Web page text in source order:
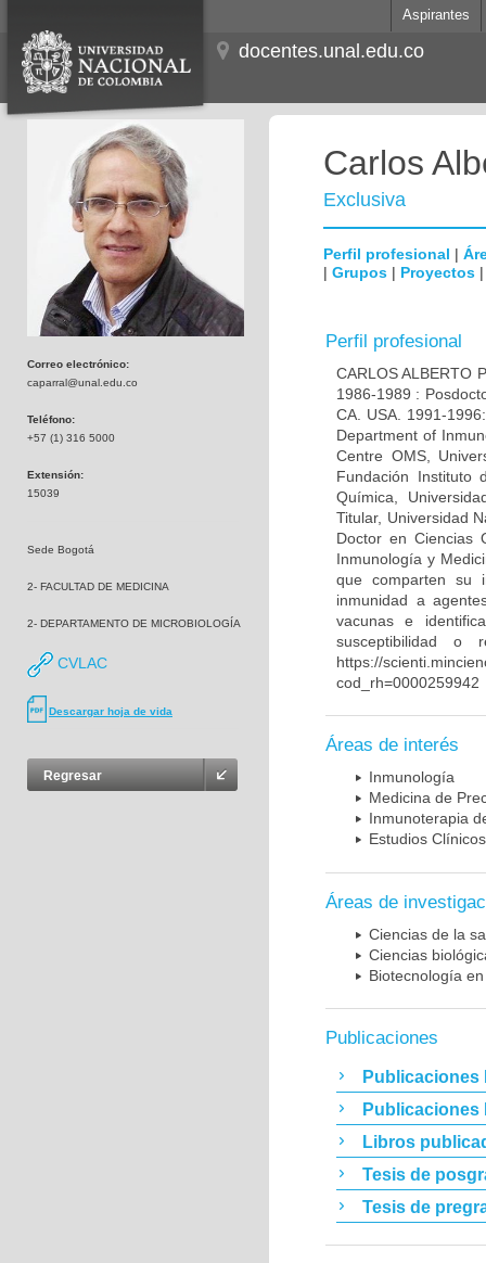
Aspirantes
docentes.unal.edu.co
Correo electrónico:
caparral@unal.edu.co
Teléfono:
+57 (1) 316 5000
Extensión:
15039
Sede Bogotá
2- FACULTAD DE MEDICINA
2- DEPARTAMENTO DE MICROBIOLOGÍA
CVLAC
Descargar hoja de vida
Regresar
Carlos
Exclusiva
Perfil profesional |
| Grupos | Proyectos
Perfil profesional
CARLOS ALBERTO
1986-1989 :
CA. USA. 1991-
Department of
Centre OMS,
Fundación Instituto
Química,
Titular, Universidad
Doctor en Ciencias
Inmunología y
que comparten su
inmunidad a
vacunas e
susceptibilidad o
https://
cod_rh=0000259942
Áreas de interés
Inmunología
Medicina de
Inmunoterapia
Estudios Clínicos
Áreas de
Ciencias de la
Ciencias
Biotecnología
Publicaciones
Publicaciones
Publicaciones
Libros
Tesis de
Tesis de